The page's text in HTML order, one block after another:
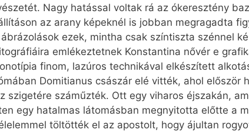
Nagy hatással voltak rá az ókeresztény
az arany képeknél is jobban megragadta
ezek, mintha csak színtiszta szénnel
emlékeztetnek Konstantina nővér e
finom, lazúros technikával elkészített
Domitianus császár elé vitték, ahol először
szigetére száműzték. Ott egy viharos éjszakán,
egy hatalmas látomásban megnyitotta előtte a
töltötték el az apostolt, hogy ájultan